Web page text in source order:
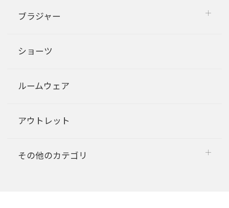
ブラジャー
ショーツ
ルームウェア
アウトレット
その他のカテゴリ